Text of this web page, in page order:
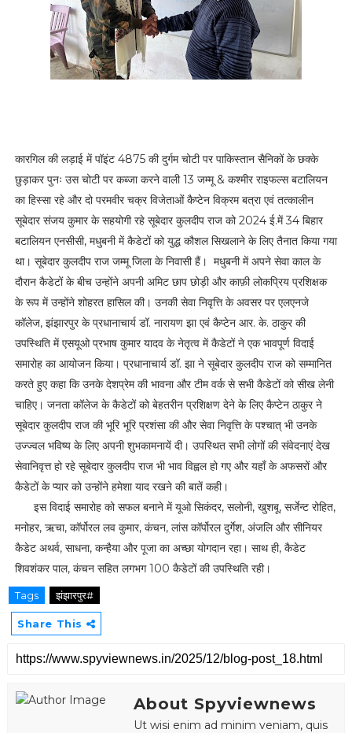
कारगिल की लड़ाई में पॉइंट 4875 की दुर्गम चोटी पर पाकिस्तान सैनिकों के छक्के
छुड़ाकर पुनः उस चोटी पर कब्जा करने वाली 13 जम्मू & कश्मीर राइफल्स बटालियन
का हिस्सा रहे और दो परमवीर चक्र विजेताओं कैप्टेन विक्रम बत्रा एवं तत्कालीन
सूबेदार संजय कुमार के सहयोगी रहे सूबेदार कुलदीप राज को 2024 ई.में 34 बिहार
बटालियन एनसीसी, मधुबनी में कैडेटों को युद्ध कौशल सिखलाने के लिए तैनात किया गया
था। सूबेदार कुलदीप राज जम्मू जिला के निवासी हैं। मधुबनी में अपने सेवा काल के
दौरान कैडेटों के बीच उन्होंने अपनी अमिट छाप छोड़ी और काफ़ी लोकप्रिय प्रशिक्षक
के रूप में उन्होंने शोहरत हासिल की। उनकी सेवा निवृत्ति के अवसर पर एलएनजे
कॉलेज, झंझारपुर के प्रधानाचार्य डॉ. नारायण झा एवं कैप्टेन आर. के. ठाकुर की
उपस्थिति में एसयूओ प्रभाष कुमार यादव के नेतृत्व में कैडेटों ने एक भावपूर्ण विदाई
समारोह का आयोजन किया। प्रधानाचार्य डॉ. झा ने सूबेदार कुलदीप राज को सम्मानित
करते हुए कहा कि उनके देशप्रेम की भावना और टीम वर्क से सभी कैडेटों को सीख लेनी
चाहिए। जनता कॉलेज के कैडेटों को बेहतरीन प्रशिक्षण देने के लिए कैप्टेन ठाकुर ने
सूबेदार कुलदीप राज की भूरि भूरि प्रशंसा की और सेवा निवृत्ति के पश्चात् भी उनके
उज्ज्वल भविष्य के लिए अपनी शुभकामनायें दी। उपस्थित सभी लोगों की संवेदनाएं देख
सेवानिवृत्त हो रहे सूबेदार कुलदीप राज भी भाव विह्वल हो गए और यहाँ के अफसरों और
कैडेटों के प्यार को उन्होंने हमेशा याद रखने की बातें कही।
इस विदाई समारोह को सफल बनाने में यूओ सिकंदर, सलोनी, खुशबू, सर्जेन्ट रोहित,
मनोहर, ऋचा, कॉर्पोरल लव कुमार, कंचन, लांस कॉर्पोरल दुर्गेश, अंजलि और सीनियर
कैडेट अथर्व, साधना, कन्हैया और पूजा का अच्छा योगदान रहा। साथ ही, कैडेट
शिवशंकर पाल, कंचन सहित लगभग 100 कैडेटों की उपस्थिति रही।
Tags झंझारपुर#
Share This
About Spyviewnews
Ut wisi enim ad minim veniam, quis